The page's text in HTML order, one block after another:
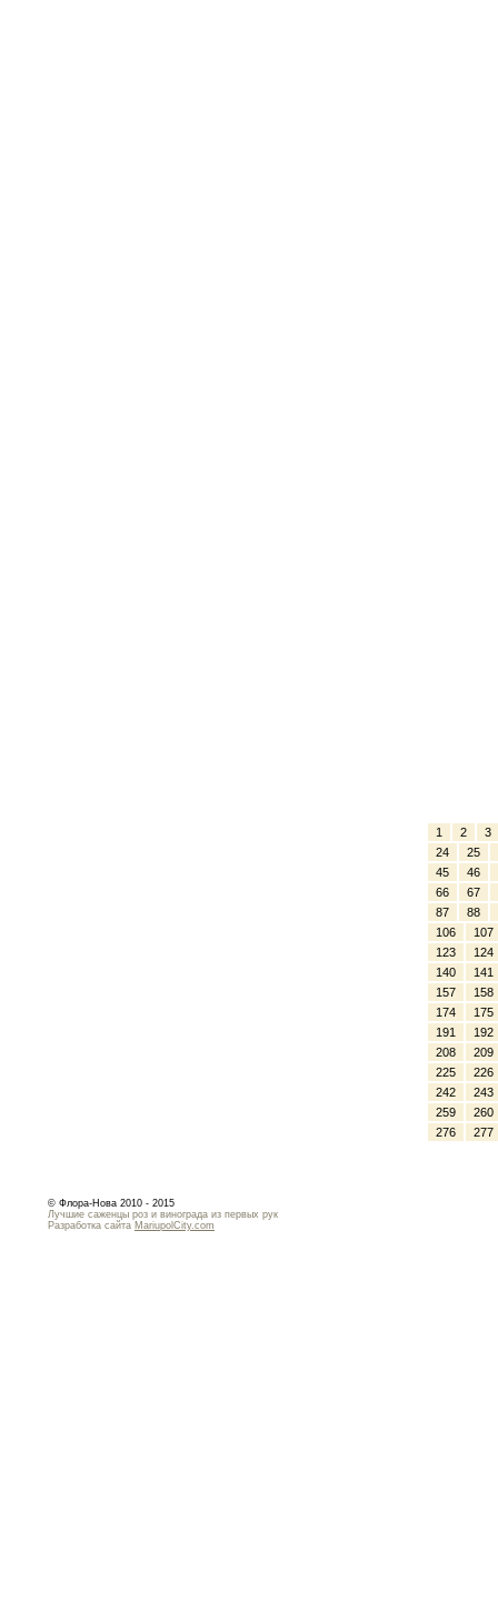
1 2
3
24
25
45
46
66
67
87
88
106
107
123
124
140
141
157
158
174
175
191
192
208
209
225
226
242
243
259
260
276
277
© Флора-Нова 2010 - 2015
Лучшие саженцы роз и винограда из первых рук
Разработка сайта MariupolCity.com